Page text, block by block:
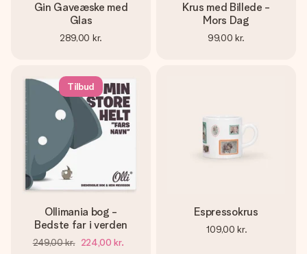
Gin Gaveæske med
Glas
289,00 kr.
Krus med Billede -
Mors Dag
99,00 kr.
Tilbud
Ollimania bog -
Bedste far i verden
249,00 kr. 224,00 kr.
Espressokrus
109,00 kr.